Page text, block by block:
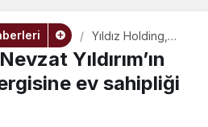
Yıldız Holding,
Nevzat Yıldırım’ın
“Gök Kubbe”
sergisine ev
sahipliği yapıyor
Yıldırım’ın
ev sahipliği